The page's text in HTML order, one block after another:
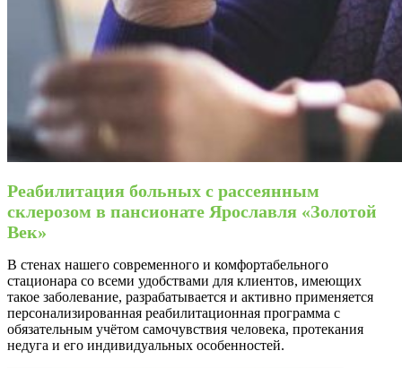
Реабилитация больных с рассеянным
склерозом в пансионате Ярославля «Золотой
Век»
В стенах нашего современного и комфортабельного
стационара со всеми удобствами для клиентов, имеющих
такое заболевание, разрабатывается и активно применяется
персонализированная реабилитационная программа с
обязательным учётом самочувствия человека, протекания
недуга и его индивидуальных особенностей.